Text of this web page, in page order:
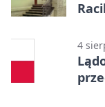
4